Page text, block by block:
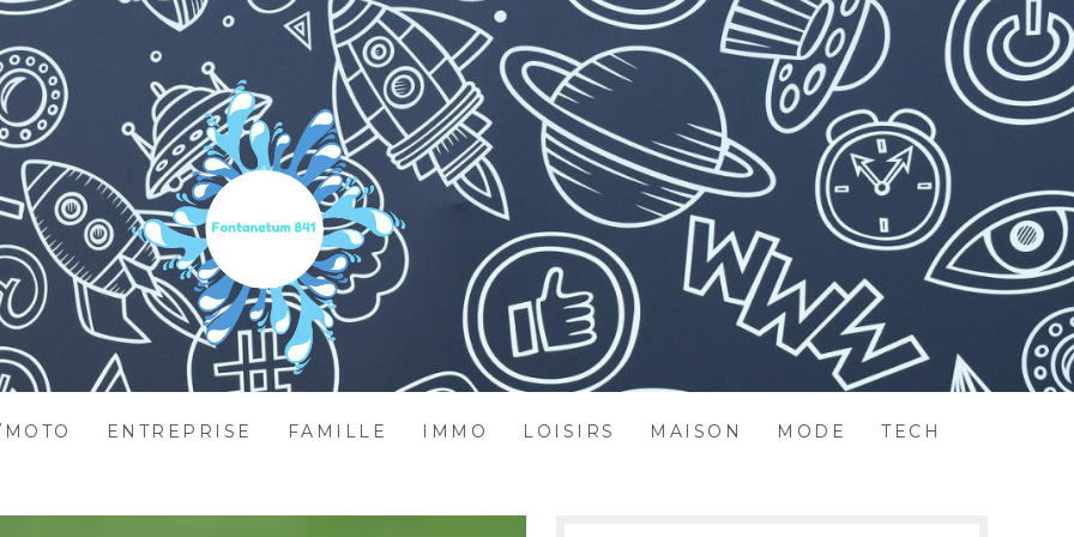
ENTREPRISE FAMILLE IMMO LOISIRS MAISON MODE TECH